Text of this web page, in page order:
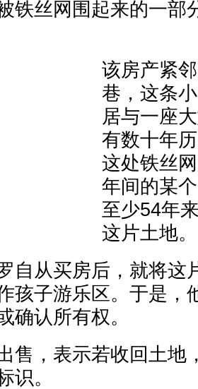
铁丝网围起来的一部
该房产紧
巷，这条
居与一座
有数十年
这处铁丝
年间的某
至少54年
这片土地
自从买房后，就将这
孩子游乐区。于是，
确认所有权。
售，表示若收回土地
识。